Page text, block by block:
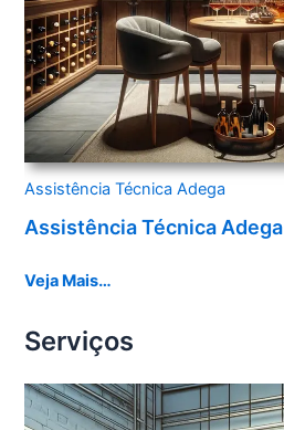
Assistência Técnica Adega
Assistência Técnica Adega
Veja Mais…
Serviços